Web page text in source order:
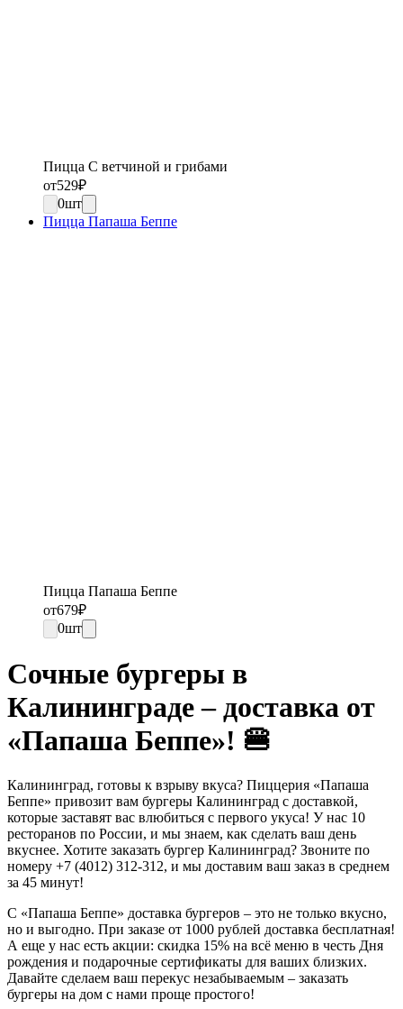
Пицца С ветчиной и грибами
от529₽
0шт
Пицца Папаша Беппе
Пицца Папаша Беппе
от679₽
0шт
Сочные бургеры в
Калининграде – доставка от
«Папаша Беппе»! 🍔
Калининград, готовы к взрыву вкуса? Пиццерия «Папаша
Беппе» привозит вам бургеры Калининград с доставкой,
которые заставят вас влюбиться с первого укуса! У нас 10
ресторанов по России, и мы знаем, как сделать ваш день
вкуснее. Хотите заказать бургер Калининград? Звоните по
номеру +7 (4012) 312-312, и мы доставим ваш заказ в среднем
за 45 минут!
С «Папаша Беппе» доставка бургеров – это не только вкусно,
но и выгодно. При заказе от 1000 рублей доставка бесплатная!
А еще у нас есть акции: скидка 15% на всё меню в честь Дня
рождения и подарочные сертификаты для ваших близких.
Давайте сделаем ваш перекус незабываемым – заказать
бургеры на дом с нами проще простого!